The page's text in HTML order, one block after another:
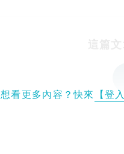
想看更多內容？快來 【登
這篇